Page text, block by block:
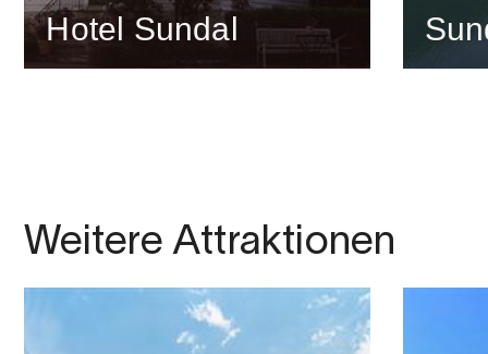
Hotel Sundal
Weitere Attraktionen